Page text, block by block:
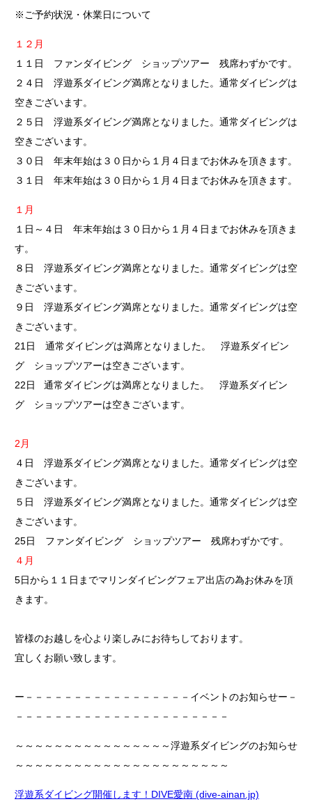
※ご予約状況・休業日について
１２月
１１日 ファンダイビング ショップツアー 残席わずかです。
２４日 浮遊系ダイビング満席となりました。通常ダイビングは
空きございます。
２５日 浮遊系ダイビング満席となりました。通常ダイビングは
空きございます。
３０日 年末年始は３０日から１月４日までお休みを頂きます。
３１日 年末年始は３０日から１月４日までお休みを頂きます。
１月
１日～４日 年末年始は３０日から１月４日までお休みを頂きま
す。
８日 浮遊系ダイビング満席となりました。通常ダイビングは空
きございます。
９日 浮遊系ダイビング満席となりました。通常ダイビングは空
きございます。
21日 通常ダイビングは満席となりました。 浮遊系ダイビン
グ ショップツアーは空きございます。
22日 通常ダイビングは満席となりました。 浮遊系ダイビン
グ ショップツアーは空きございます。
2月
４日 浮遊系ダイビング満席となりました。通常ダイビングは空
きございます。
５日 浮遊系ダイビング満席となりました。通常ダイビングは空
きございます。
25日 ファンダイビング ショップツアー 残席わずかです。
４月
5日から１１日までマリンダイビングフェア出店の為お休みを頂
きます。
皆様のお越しを心より楽しみにお待ちしております。
宜しくお願い致します。
ー－－－－－－－－－－－－－－－－－イベントのお知らせー－
－－－－－－－－－－－－－－－－－－－－－－
～～～～～～～～～～～～～～～～浮遊系ダイビングのお知らせ
～～～～～～～～～～～～～～～～～～～～～～
浮遊系ダイビング開催します！DIVE愛南 (dive-ainan.jp)